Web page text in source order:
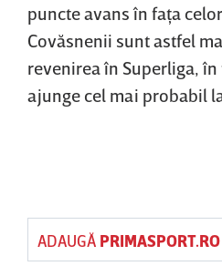
puncte avans în faţa
Covăsnenii sunt astfel
revenirea în Superliga,
ajunge cel mai probabil
ADAUGĂ PRIMASPORT.RO